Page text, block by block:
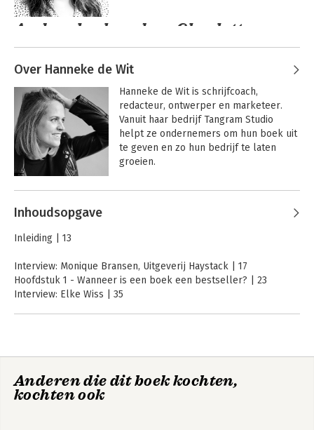
Andere boeken door Charlotte
Meindersma
AI met beleid
Over Hanneke de Wit
Hanneke de Wit is schrijfcoach,
redacteur, ontwerper en marketeer.
Vanuit haar bedrijf Tangram Studio
helpt ze ondernemers om hun boek uit
te geven en zo hun bedrijf te laten
groeien.
Andere boeken door Hanneke de
Wit
Van passie naar
Inhoudsopgave
Inleiding | 13
Interview: Monique Bransen, Uitgeverij Haystack | 17
Hoofdstuk 1 - Wanneer is een boek een bestseller? | 23
Interview: Elke Wiss | 35
succes | 105
Interview: Cynthia Schultz | 119
Anderen die dit boek kochten,
kochten ook